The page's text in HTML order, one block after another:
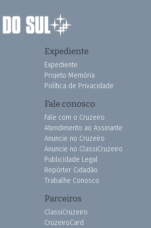
Expediente
Expediente
Projeto Memória
Política de Privacidade
Fale conosco
Fale com o Cruzeiro
Atendimento ao Assinante
Anuncie no Cruzeiro
Anuncie no ClassiCruzeiro
Publicidade Legal
Repórter Cidadão
Trabalhe Conosco
Parceiros
ClassiCruzeiro
CruzeiroCard